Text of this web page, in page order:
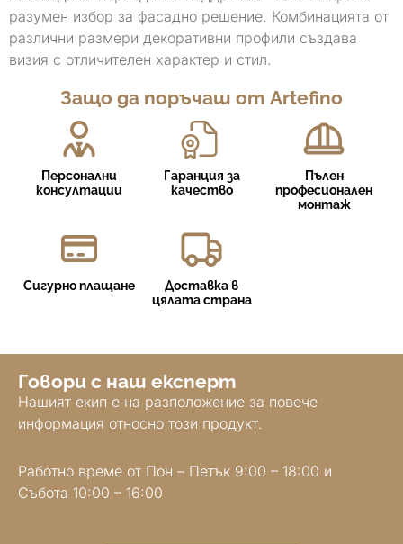
разумен избор за фасадно решение. Комбинацията от
различни размери декоративни профили създава
визия с отличителен характер и стил.
Защо да поръчаш от Artefino
Персонални
консултации
Гаранция за
качество
Пълен
професионален
монтаж
Сигурно плащане
Доставка в
цялата страна
Говори с наш експерт
Нашият екип е на разположение за повече
информация относно този продукт.
Работно време от Пон – Петък 9:00 – 18:00 и
Събота 10:00 – 16:00